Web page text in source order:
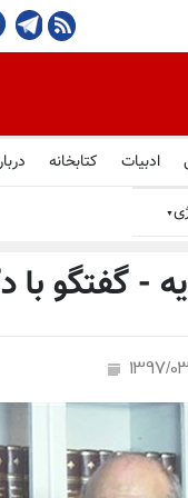
ادبیات کتابخانه
▼
- گفتگو
1397/